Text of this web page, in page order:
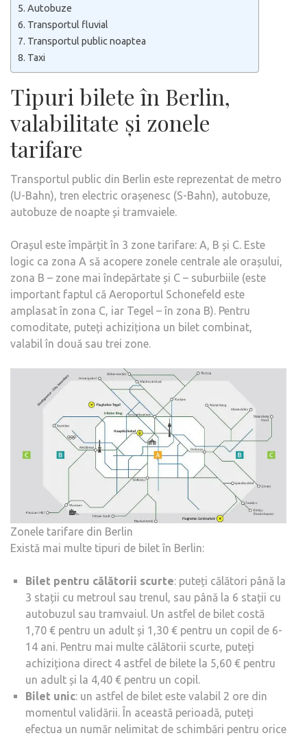
Autobuze
Transportul fluvial
Transportul public noaptea
Taxi
Tipuri bilete în Berlin,
valabilitate și zonele
tarifare
Transportul public din Berlin este reprezentat de metro
(U-Bahn), tren electric orașenesc (S-Bahn), autobuze,
autobuze de noapte și tramvaiele.
Orașul este împărțit în 3 zone tarifare: A, B și C. Este
logic ca zona A să acopere zonele centrale ale orașului,
zona B – zone mai îndepărtate și C – suburbiile (este
important faptul că Aeroportul Schonefeld este
amplasat în zona C, iar Tegel – în zona B). Pentru
comoditate, puteți achiziționa un bilet combinat,
valabil în două sau trei zone.
Zonele tarifare din Berlin
Există mai multe tipuri de bilet în Berlin:
Bilet pentru călătorii scurte: puteți călători până la
3 stații cu metroul sau trenul, sau până la 6 stații cu
autobuzul sau tramvaiul. Un astfel de bilet costă
1,70 € pentru un adult și 1,30 € pentru un copil de 6-
14 ani. Pentru mai multe călătorii scurte, puteți
achiziționa direct 4 astfel de bilete la 5,60 € pentru
un adult și la 4,40 € pentru un copil.
Bilet unic: un astfel de bilet este valabil 2 ore din
momentul validării. În această perioadă, puteți
efectua un număr nelimitat de schimbări pentru orice